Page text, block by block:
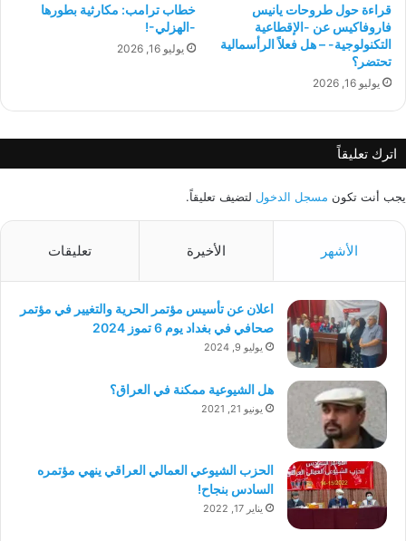
قراءة حول طروحات يانيس
فاروفاكيس عن -الإقطاعية
التكنولوجية- – هل فعلاً الرأسمالية
تحتضر؟
يوليو 16, 2026
خطاب ترامب: مكارثية بطورها
-الهزلي-!
يوليو 16, 2026
اترك تعليقاً
يجب أنت تكون مسجل الدخول لتضيف تعليقاً.
الأشهر الأخيرة تعليقات
اعلان عن تأسيس مؤتمر الحرية والتغيير في مؤتمر
صحافي في بغداد يوم 6 تموز 2024
يوليو 9, 2024
هل الشيوعية ممكنة في العراق؟
يونيو 21, 2021
الحزب الشيوعي العمالي العراقي ينهي مؤتمره
السادس بنجاح!
يناير 17, 2022